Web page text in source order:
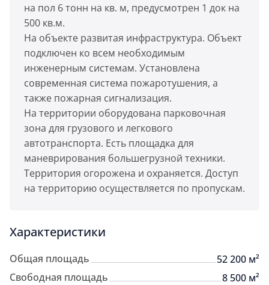
на пол 6 тонн на кв. м, предусмотрен 1 док на
500 кв.м.
На объекте развитая инфраструктура. Объект
подключен ко всем необходимым
инженерным системам. Установлена
современная система пожаротушения, а
также пожарная сигнализация.
На территории оборудована парковочная
зона для грузового и легкового
автотранспорта. Есть площадка для
маневрирования большегрузной техники.
Территория огорожена и охраняется. Доступ
на территорию осуществляется по пропускам.
Характеристики
Общая площадь
52 200 м²
Свободная площадь
8 500 м²